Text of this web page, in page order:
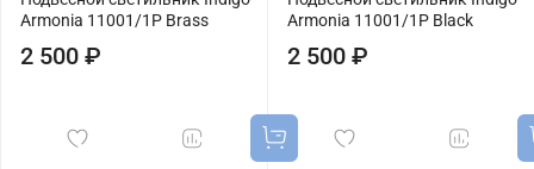
Armonia 11001/1P Brass
2 500 ₽
Armonia 11001/1P Black
2 500 ₽